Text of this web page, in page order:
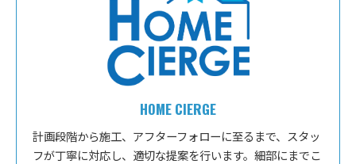
HOME CIERGE
計画段階から施工、アフターフォローに至るまで、スタッ
フが丁寧に対応し、適切な提案を行います。細部にまでこ